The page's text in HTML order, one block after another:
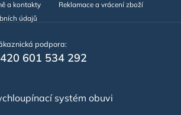
a kontakty
Reklamace a vrácení zboží
údajů
podpora:
601 534 292
systém obuvi